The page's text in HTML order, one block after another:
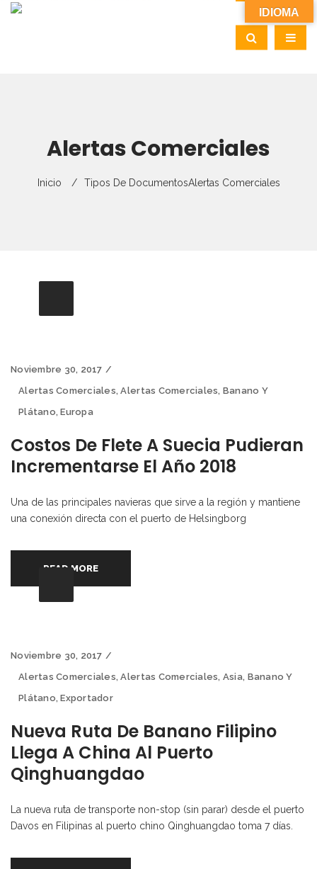
Alertas Comerciales
Inicio Tipos De DocumentosAlertas Comerciales
Noviembre 30, 2017
Alertas Comerciales,Alertas Comerciales, Banano Y
Plátano,Europa
Costos De Flete A Suecia Pudieran
Incrementarse El Año 2018
Una de las principales navieras que sirve a la región y mantiene
una conexión directa con el puerto de Helsingborg
READ MORE
Noviembre 30, 2017
Alertas Comerciales,Alertas Comerciales, Asia, Banano Y
Plátano,Exportador
Nueva Ruta De Banano Filipino
Llega A China Al Puerto
Qinghuangdao
La nueva ruta de transporte non-stop (sin parar) desde el puerto
Davos en Filipinas al puerto chino Qinghuangdao toma 7 días.
IDIOMA